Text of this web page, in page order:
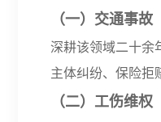
（一）交通事故
深耕该领域二十余
主体纠纷、保险拒
（二）工伤维权